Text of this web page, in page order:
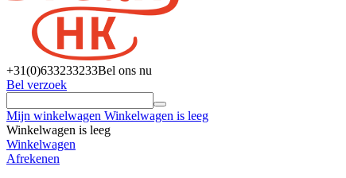
+31(0)633233233Bel ons nu
Bel verzoek
Mijn winkelwagen Winkelwagen is leeg
Winkelwagen is leeg
Winkelwagen
Afrekenen